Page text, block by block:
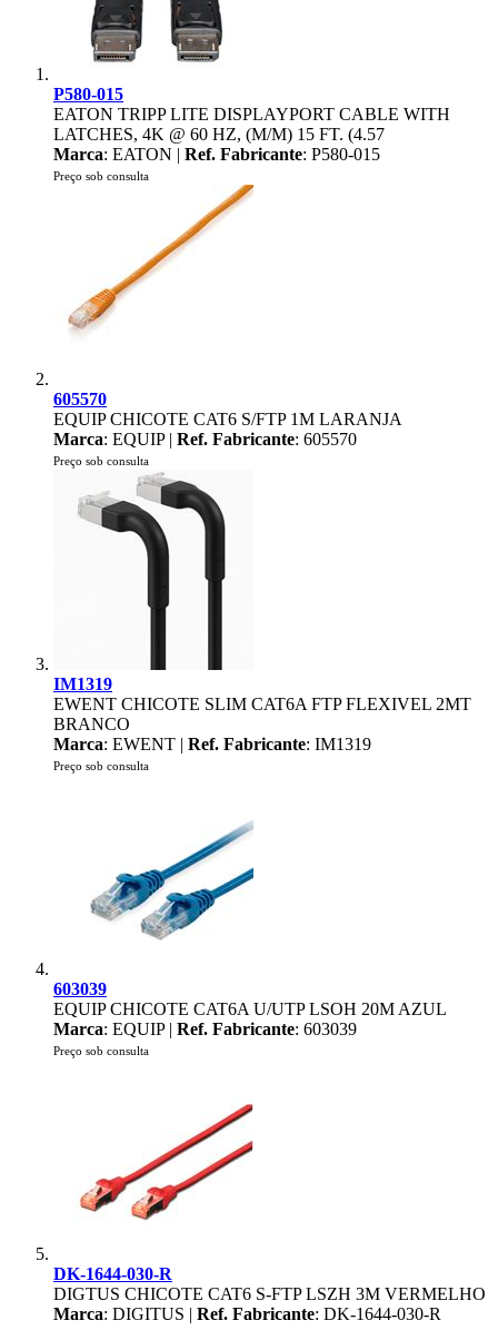
P580-015
EATON TRIPP LITE DISPLAYPORT CABLE WITH
LATCHES, 4K @ 60 HZ, (M/M) 15 FT. (4.57
Marca: EATON | Ref. Fabricante: P580-015
Preço sob consulta
605570
EQUIP CHICOTE CAT6 S/FTP 1M LARANJA
Marca: EQUIP | Ref. Fabricante: 605570
Preço sob consulta
IM1319
EWENT CHICOTE SLIM CAT6A FTP FLEXIVEL 2MT
BRANCO
Marca: EWENT | Ref. Fabricante: IM1319
Preço sob consulta
603039
EQUIP CHICOTE CAT6A U/UTP LSOH 20M AZUL
Marca: EQUIP | Ref. Fabricante: 603039
Preço sob consulta
DK-1644-030-R
DIGTUS CHICOTE CAT6 S-FTP LSZH 3M VERMELHO
Marca: DIGITUS | Ref. Fabricante: DK-1644-030-R